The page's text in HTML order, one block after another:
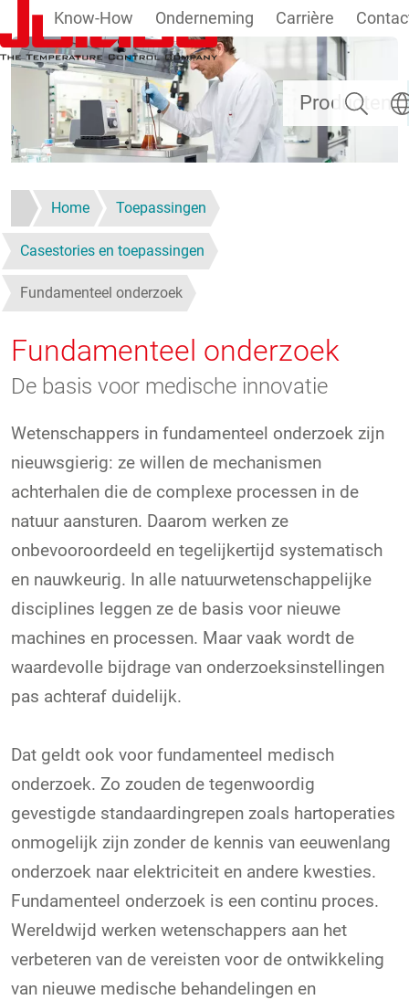
Overslaan en naar de inhoud gaan
Producten
Know-How Onderneming Carrière
Zoeken
Home Toepassingen
Casestories en toepassingen
Fundamenteel onderzoek
Fundamenteel onderzoek
De basis voor medische innovatie
Wetenschappers in fundamenteel onderzoek zijn
nieuwsgierig: ze willen de mechanismen
achterhalen die de complexe processen in de
natuur aansturen. Daarom werken ze
onbevooroordeeld en tegelijkertijd systematisch
en nauwkeurig. In alle natuurwetenschappelijke
disciplines leggen ze de basis voor nieuwe
machines en processen. Maar vaak wordt de
waardevolle bijdrage van onderzoeksinstellingen
pas achteraf duidelijk.
Dat geldt ook voor fundamenteel medisch
onderzoek. Zo zouden de tegenwoordig
gevestigde standaardingrepen zoals hartoperaties
onmogelijk zijn zonder de kennis van eeuwenlang
onderzoek naar elektriciteit en andere kwesties.
Fundamenteel onderzoek is een continu proces.
Wereldwijd werken wetenschappers aan het
verbeteren van de vereisten voor de ontwikkeling
van nieuwe medische behandelingen en